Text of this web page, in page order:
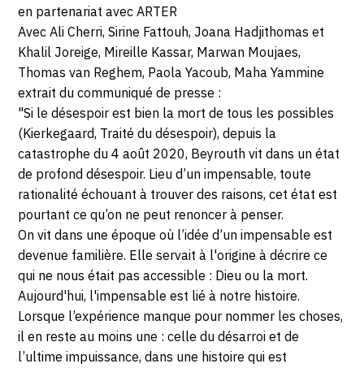
SAMEDI
5
FÉVRIER
2022
des
Bergers,
75015
Paris
Description,
horaires...
en partenariat avec ARTER
Avec Ali Cherri, Sirine Fattouh, Joana Hadjithomas et
Khalil Joreige, Mireille Kassar, Marwan Moujaes,
Thomas van Reghem, Paola Yacoub, Maha Yammine
extrait du communiqué de presse :
"Si le désespoir est bien la mort de tous les possibles
(Kierkegaard, Traité du désespoir), depuis la
catastrophe du 4 août 2020, Beyrouth vit dans un état
de profond désespoir. Lieu d’un impensable, toute
rationalité échouant à trouver des raisons, cet état est
pourtant ce qu’on ne peut renoncer à penser.
On vit dans une époque où l’idée d’un impensable est
devenue familière. Elle servait à l'origine à décrire ce
qui ne nous était pas accessible : Dieu ou la mort.
Aujourd'hui, l'impensable est lié à notre histoire.
Lorsque l’expérience manque pour nommer les choses,
il en reste au moins une : celle du désarroi et de
l’ultime impuissance, dans une histoire qui est